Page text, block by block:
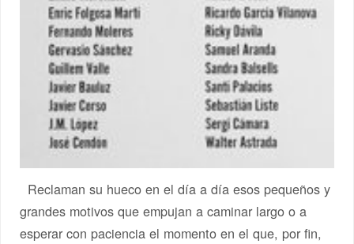
Reclaman su hueco en el día a día esos pequeños y
grandes motivos que empujan a caminar largo o a
esperar con paciencia el momento en el que, por fin,